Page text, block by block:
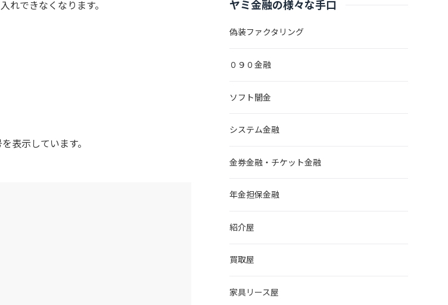
れできなくなります。
表示しています。
ヤミ金融の様々な手口
偽装ファクタリング
０９０金融
ソフト闇金
システム金融
金券金融・チケット金融
年金担保金融
紹介屋
買取屋
家具リース屋